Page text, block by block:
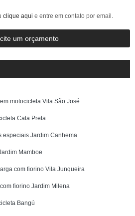
clique aqui e entre em contato por email.
um orçamento
motocicleta Vila São José
Cata Preta
especiais Jardim Canhema
Mamboe
com fiorino Vila Junqueira
fiorino Jardim Milena
Bangú